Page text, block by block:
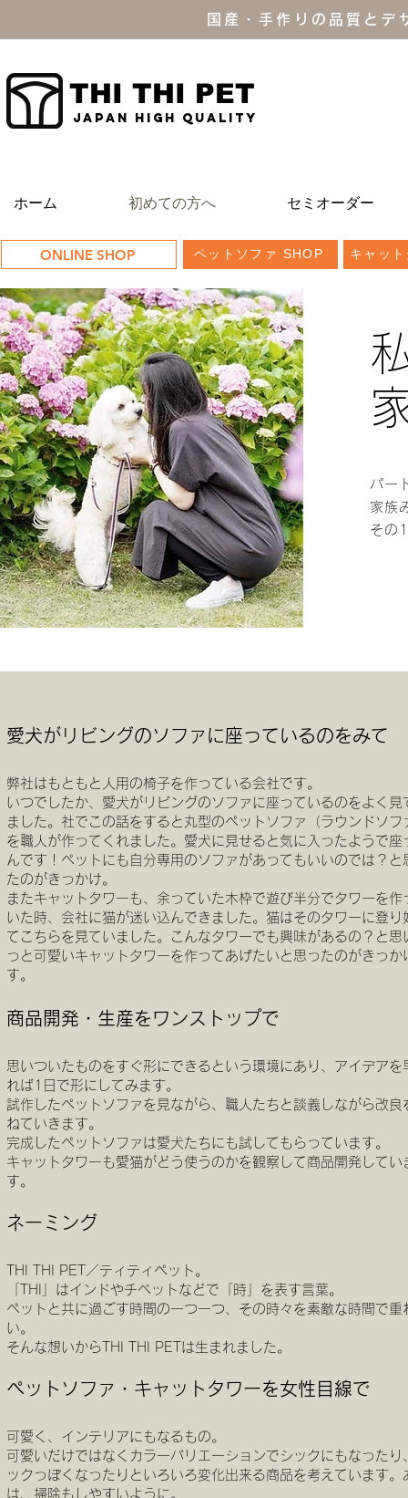
国産・手作りの品質と
THI THI PET
JAPAN high quality
ホーム 初めての方へ セミオーダー
ONLINE SHOP ペットソファ SHOP キャッ
パー
家族
その
愛犬がリビングのソファに座っているのをみて
弊社はもともと人用の椅子を作っている会社です。
いつでしたか、愛犬がリビングのソファに座っているのをよく見
ました。社でこの話をすると丸型のペットソファ（ラウンドソフ
を職人が作ってくれました。愛犬に見せると気に入ったようで座
んです！ペットにも自分専用のソファがあってもいいのでは？と
たのがきっかけ。
またキャットタワーも、余っていた木枠で遊び半分でタワーを作
いた時、会社に猫が迷い込んできました。猫はそのタワーに登り
てこちらを見ていました。こんなタワーでも興味があるの？と思
っと可愛いキャットタワーを作ってあげたいと思ったのがきっか
す。
商品開発・生産をワンストップで
思いついたものをすぐ形にできるという環境にあり、アイデアを
れば1日で形にしてみます。
試作したペットソファを見ながら、職人たちと談義しながら改良
ねていきます。
完成したペットソファは愛犬たちにも試してもらっています。
キャットタワーも愛猫がどう使うのかを観察して商品開発してい
す。
ネーミング
THI THI PET／ティティペット。
「THI」はインドやチベットなどで「時」を表す言葉。
ペ ットと共に過ごす時間の一つ一つ、その時々を素敵な時間で重
い。
そんな想いからTHI THI PETは生まれました。
ペットソファ・キャットタワーを女性目線で
可愛く、インテリアにもなるもの。
可愛いだけではなくカラーバリエーションでシックにもなったり
ックっぽくなったりといろいろ変化出来る商品を考えています。
は、掃除もしやすいように。